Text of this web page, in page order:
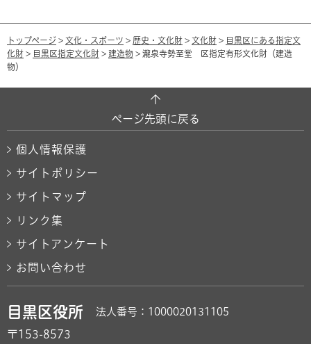
トップページ > 文化・スポーツ > 歴史・文化財 > 文化財 > 目黒区にある指定文
化財 > 目黒区指定文化財 > 建造物 > 瀧泉寺勢至堂 区指定有形文化財（建造
物）
ページ先頭に戻る
個人情報保護
サイトポリシー
サイトマップ
リンク集
サイトアンケート
お問い合わせ
目黒区役所 法人番号：1000020131105
〒153-8573